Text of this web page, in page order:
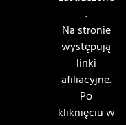
.
Na stronie
występują
linki
afiliacyjne.
Po
kliknięciu w